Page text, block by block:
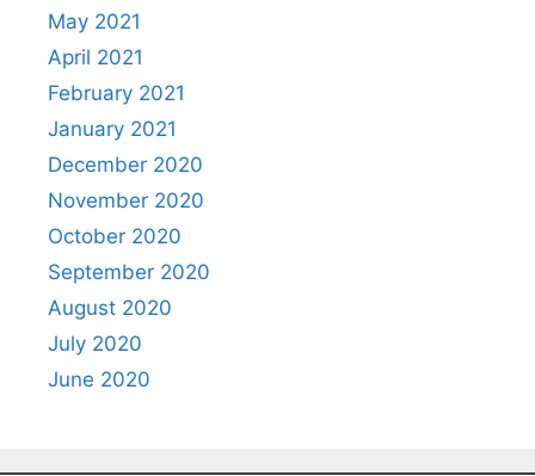
May 2021
April 2021
February 2021
January 2021
December 2020
November 2020
October 2020
September 2020
August 2020
July 2020
June 2020